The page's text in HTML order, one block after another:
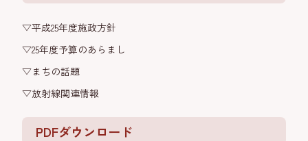
▽平成25年度施政方針
▽25年度予算のあらまし
▽まちの話題
▽放射線関連情報
PDFダウンロード